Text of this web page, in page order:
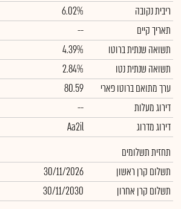
ריבית נקובה
6.02%
תאריך קיים
--
תשואה שנתית ברוטו
4.39%
תשואה שנתית נטו
2.84%
ערך מתואם ברוטו פארי
80.59
דירוג מעלות
--
דירוג מדרוג
Aa2il
תחזית תשלומים
תשלום קרן ראשון
30/11/2026
תשלום קרן אחרון
30/11/2030